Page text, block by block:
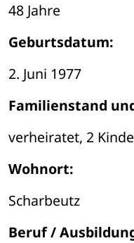
48 Jahre
Geburtsdatum:
2. Juni 1977
Familienstand
verheiratet, 2
Wohnort:
Scharbeutz
Beruf /